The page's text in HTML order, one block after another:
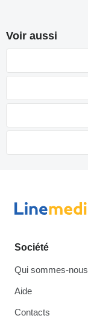
Voir aussi
Société
Qui sommes-nous
Aide
Contacts